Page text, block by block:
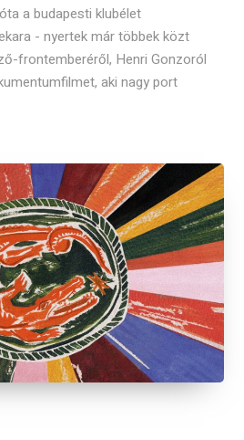
a budapesti klubélet
- nyertek már többek közt
frontemberéről, Henri Gonzoról
aki nagy port